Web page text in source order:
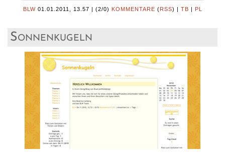
BLW 01.01.2011, 13.57 | (2/0) KOMMENTARE (RSS) | TB | PL
Sonnenkugeln